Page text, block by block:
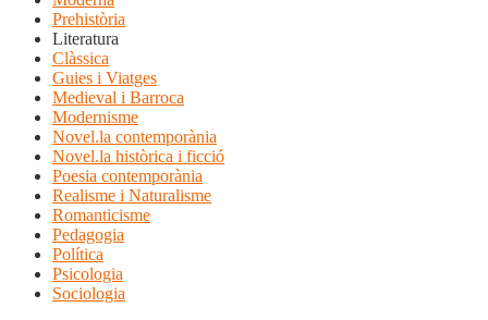
Prehistòria
Literatura
Clàssica
Guies i Viatges
Medieval i Barroca
Modernisme
Novel.la contemporània
Novel.la històrica i ficció
Poesia contemporània
Realisme i Naturalisme
Romanticisme
Pedagogia
Política
Psicologia
Sociologia